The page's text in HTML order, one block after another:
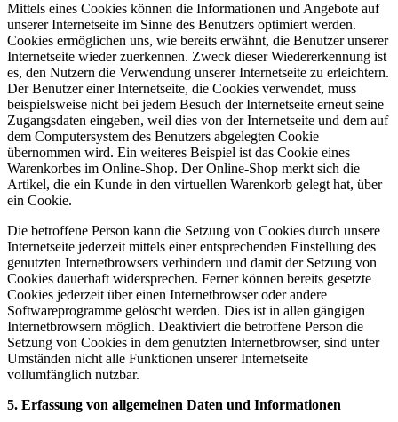
Mittels eines Cookies können die Informationen und Angebote auf
unserer Internetseite im Sinne des Benutzers optimiert werden.
Cookies ermöglichen uns, wie bereits erwähnt, die Benutzer unserer
Internetseite wieder zuerkennen. Zweck dieser Wiedererkennung ist
es, den Nutzern die Verwendung unserer Internetseite zu erleichtern.
Der Benutzer einer Internetseite, die Cookies verwendet, muss
beispielsweise nicht bei jedem Besuch der Internetseite erneut seine
Zugangsdaten eingeben, weil dies von der Internetseite und dem auf
dem Computersystem des Benutzers abgelegten Cookie
übernommen wird. Ein weiteres Beispiel ist das Cookie eines
Warenkorbes im Online-Shop. Der Online-Shop merkt sich die
Artikel, die ein Kunde in den virtuellen Warenkorb gelegt hat, über
ein Cookie.
Die betroffene Person kann die Setzung von Cookies durch unsere
Internetseite jederzeit mittels einer entsprechenden Einstellung des
genutzten Internetbrowsers verhindern und damit der Setzung von
Cookies dauerhaft widersprechen. Ferner können bereits gesetzte
Cookies jederzeit über einen Internetbrowser oder andere
Softwareprogramme gelöscht werden. Dies ist in allen gängigen
Internetbrowsern möglich. Deaktiviert die betroffene Person die
Setzung von Cookies in dem genutzten Internetbrowser, sind unter
Umständen nicht alle Funktionen unserer Internetseite
vollumfänglich nutzbar.
5. Erfassung von allgemeinen Daten und Informationen